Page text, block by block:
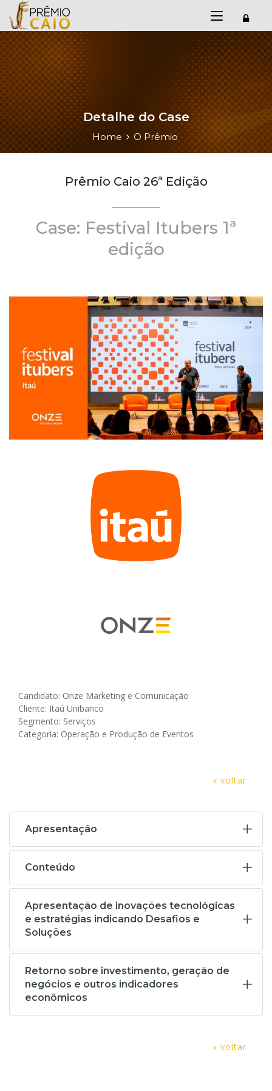
Detalhe do Case
Home O Prêmio
Prêmio Caio 26ª Edição
Case: Festival Itubers 1ª
edição
Candidato: Onze Marketing e Comunicação
Cliente: Itaú Unibanco
Segmento: Serviços
Categoria: Operação e Produção de Eventos
« voltar
Apresentação
Conteúdo
Apresentação de inovações tecnológicas
e estratégias indicando Desafios e
Soluções
Retorno sobre investimento, geração de
negócios e outros indicadores
econômicos
« voltar